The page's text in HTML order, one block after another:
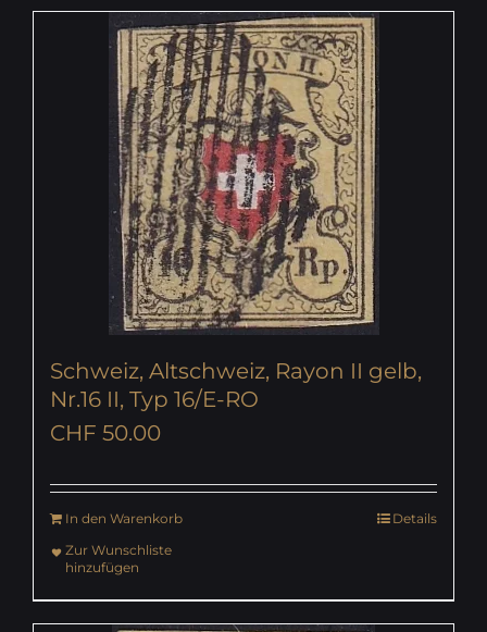
Schweiz, Altschweiz, Rayon II gelb,
Nr.16 II, Typ 16/E-RO
CHF 50.00
In den Warenkorb
Details
Zur Wunschliste
hinzufügen